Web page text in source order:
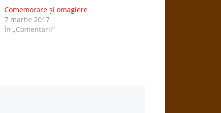
Comemorare și omagiere
7 martie 2017
În „Comentarii”